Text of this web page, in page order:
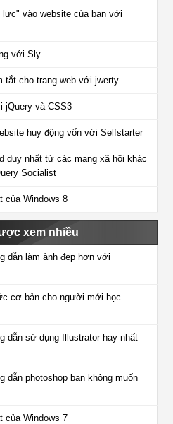
lực" vào website của bạn với
với Sly
tắt cho trang web với jwerty
jQuery và CSS3
huy động vốn với Selfstarter
duy nhất từ các mạng xã hội khác
Socialist
của Windows 8
xem nhiều
dẫn làm ảnh đẹp hơn với
cơ bản cho người mới học
dẫn sử dụng Illustrator hay nhất
dẫn photoshop bạn không muốn
của Windows 7